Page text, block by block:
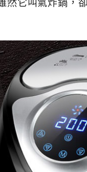
然它叫氣炸鍋，